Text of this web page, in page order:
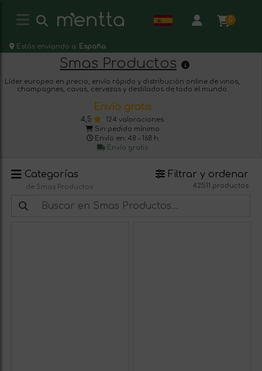
0
Estás enviando a: España
Smas Productos
Líder europeo en precio, envío rápido y distribución online de vinos,
champagnes, cavas, cervezas y destilados de todo el mundo.
Envío gratis
4,5
124 valoraciones
Sin pedido mínimo
Envío en: 48 - 168 h
Envío gratis
Categorías
de Smas Productos
Filtrar y ordenar
42511 productos